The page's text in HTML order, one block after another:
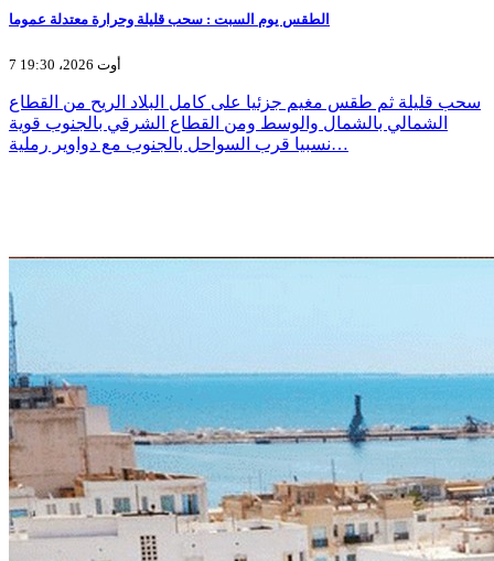
الطقس يوم السبت : سحب قليلة وحرارة معتدلة عموما
7 أوت 2026، 19:30
سحب قليلة ثم طقس مغيم جزئيا على كامل البلاد الريح من القطاع
الشمالي بالشمال والوسط ومن القطاع الشرقي بالجنوب قوية
نسبيا قرب السواحل بالجنوب مع دواوير رملية…